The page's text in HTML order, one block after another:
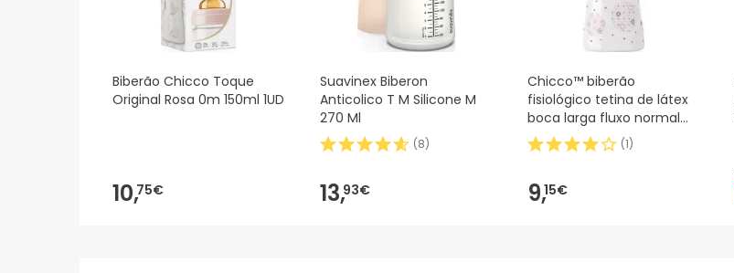
Biberão Chicco Toque
Original Rosa 0m 150ml 1UD
10,75€
Suavinex Biberon
Anticolico T M Silicone M
270 Ml
(8)
13,93€
Chicco™ biberão
fisiológico tetina de látex
boca larga fluxo normal
rosa 150ml 1ud
(1)
9,15€